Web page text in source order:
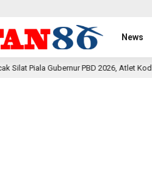
News
2026, Atlet Kodam XVIII Kasuari